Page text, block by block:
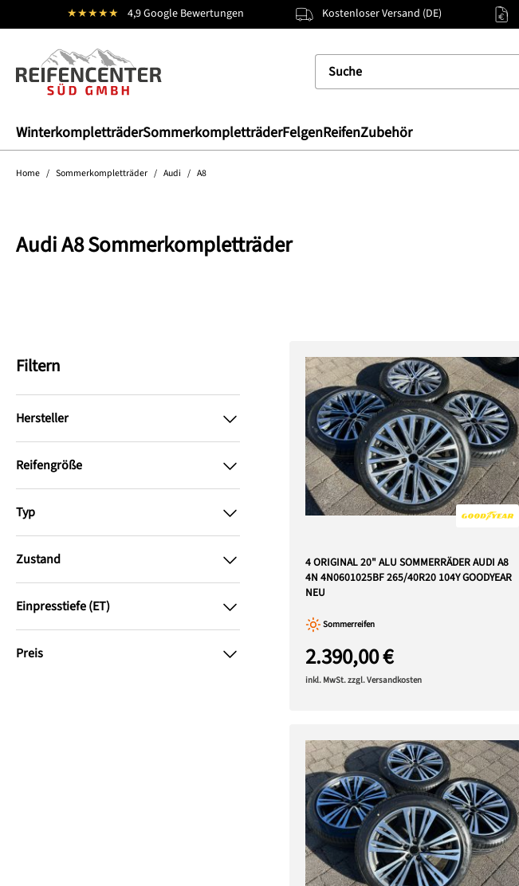
Zur Hauptnavigation springen
★★★★★ 4,9 Google Bewertungen Kostenloser Versand (DE)
WinterkompletträderSommerkompletträderFelgenReifenZubehör
Home / Sommerkompletträder / Audi / A8
Audi A8 Sommerkompletträder
Filtern
Hersteller
Reifengröße
Typ
Zustand
Einpresstiefe (ET)
Preis
4 ORIGINAL 20" ALU SOMMERRÄDER AUDI A8
4N 4N0601025BF 265/40R20 104Y GOODYEAR
NEU
Sommerreifen
2.390,00 €
inkl. MwSt. zzgl. Versandkosten